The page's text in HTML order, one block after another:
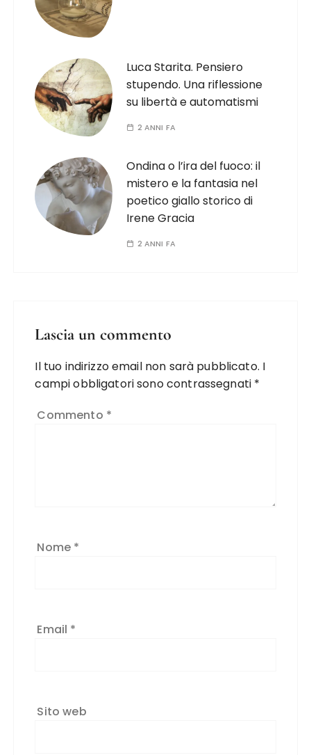
Luca Starita. Pensiero
stupendo. Una riflessione
su libertà e automatismi
2 ANNI FA
Ondina o l’ira del fuoco: il
mistero e la fantasia nel
poetico giallo storico di
Irene Gracia
2 ANNI FA
Lascia un commento
Il tuo indirizzo email non sarà pubblicato. I
campi obbligatori sono contrassegnati *
Commento *
Nome *
Email *
Sito web